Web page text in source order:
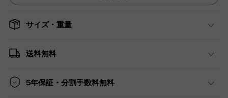
サイズ・重量
送料無料
5年保証・分割手数料無料